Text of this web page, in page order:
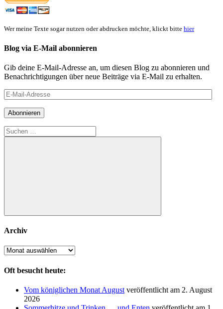
Wer meine Texte sogar nutzen oder abdrucken möchte, klickt bitte hier
Blog via E-Mail abonnieren
Gib deine E-Mail-Adresse an, um diesen Blog zu abonnieren und
Benachrichtigungen über neue Beiträge via E-Mail zu erhalten.
E-
Mail-
Adresse
Abonnieren
Suchen
nach:
Suchen
Archiv
Archiv
Oft besucht heute:
Vom königlichen Monat August veröffentlicht am 2. August
2026